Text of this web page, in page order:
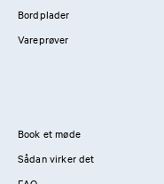
Bordplader
Vareprøver
Book et møde
Sådan virker det